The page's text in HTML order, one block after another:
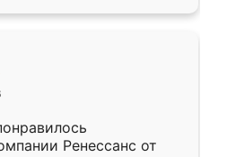
Ренессанс от